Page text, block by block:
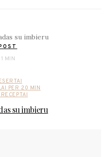
1 MIN
PER 20 MIN
su imbieru